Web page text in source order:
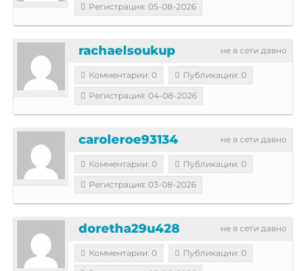
Регистрация: 05-08-2026
не в сети давно
rachaelsoukup
Комментарии: 0
Публикации: 0
Регистрация: 04-08-2026
не в сети давно
caroleroe93134
Комментарии: 0
Публикации: 0
Регистрация: 03-08-2026
не в сети давно
doretha29u428
Комментарии: 0
Публикации: 0